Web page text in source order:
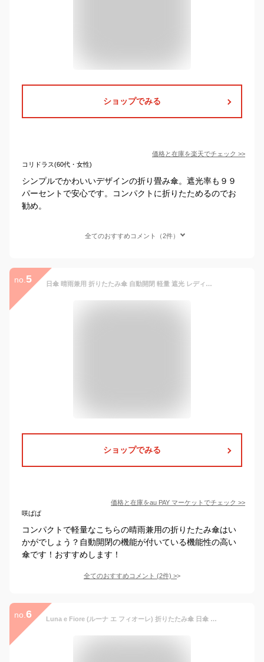
ショップでみる
価格と在庫を楽天でチェック >>
コリドラス(60代・女性)
シンプルでかわいいデザインの折り畳み傘。遮光率も９９
パーセントで安心です。コンパクトに折りたためるのでお
勧め。
全てのおすすめコメント（2件）
no. 5 日傘 晴雨兼用 折りたたみ傘 自動開閉 軽量 遮光 レディース コンパクト 傘 UVカット 涼感 プレゼント ワンタッチ 日よけ 雨傘
ショップでみる
価格と在庫をau PAY マーケット でチェック >>
咲ぱぱ
コンパクトで軽量なこちらの晴雨兼用の折りたたみ傘はい
かがでしょう？自動開閉の機能が付いている機能性の高い
傘です！おすすめします！
全てのおすすめコメント (2件) >
no. 6 Luna e Fiore (ルーナ エ フィオーレ) 折りたたみ傘 日傘 完全遮光 日傘兼用雨傘 自動開閉 UVカット 晴雨兼用 (グリーン)